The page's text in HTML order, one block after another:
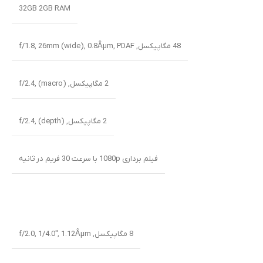
32GB 2GB RAM
48 مگاپیکسل, f/1.8, 26mm (wide), 0.8Âµm, PDAF
2 مگاپیکسل, f/2.4, (macro)
2 مگاپیکسل, f/2.4, (depth)
فیلم برداری 1080p با سرعت 30 فریم در ثانیه
8 مگاپیکسل, f/2.0, 1/4.0″, 1.12Âµm